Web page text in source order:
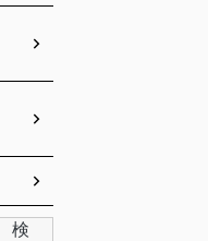
検